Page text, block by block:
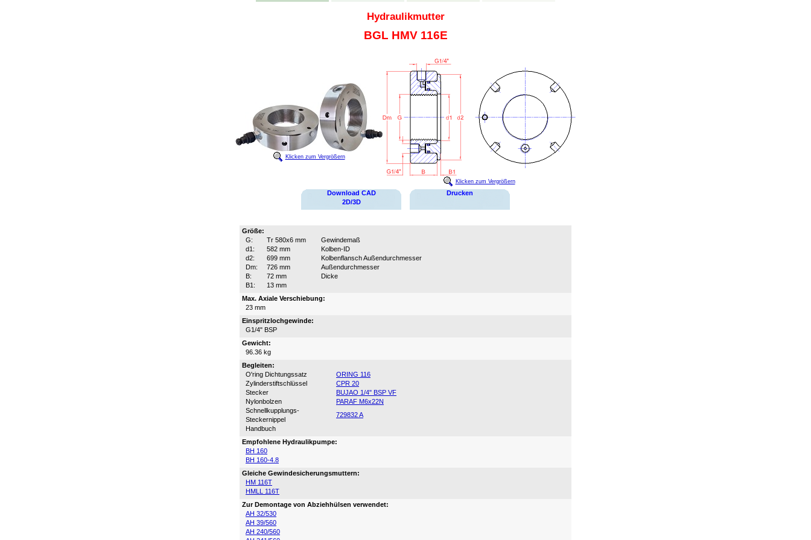
Hydraulikmutter
BGL HMV 116E
Klicken zum Vergrößern
Klicken zum Vergrößern
Download CAD
2D/3D
Drucken
Größe:
G:
Tr 580x6 mm
Gewindemaß
d1:
582 mm
Kolben-ID
d2:
699 mm
Kolbenflansch Außendurchmesser
Dm:
726 mm
Außendurchmesser
B:
72 mm
Dicke
B1:
13 mm
Max. Axiale Verschiebung:
23 mm
Einspritzlochgewinde:
G1/4" BSP
Gewicht:
96.36 kg
Begleiten:
O'ring Dichtungssatz
ORING 116
Zylinderstiftschlüssel
CPR 20
Stecker
BUJAO 1/4" BSP VF
Nylonbolzen
PARAF M6x22N
Schnellkupplungs-
Steckernippel
729832 A
Handbuch
Empfohlene Hydraulikpumpe:
BH 160
BH 160-4.8
Gleiche Gewindesicherungsmuttern:
HM 116T
HMLL 116T
Zur Demontage von Abziehhülsen verwendet:
AH 32/530
AH 39/560
AH 240/560